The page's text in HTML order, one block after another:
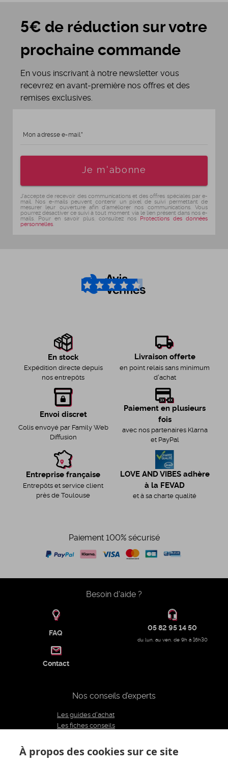
5€ de réduction sur votre
prochaine commande
En vous inscrivant à notre newsletter vous
recevrez en avant-première nos offres et des
remises exclusives.
Mon adresse e-mail
Je m'abonne
J'accepte de recevoir des communications et des offres spéciales par e-
mail. Nos e-mails peuvent contenir un pixel de suivi permettant de
mesurer leur ouverture afin d'améliorer nos communications. Vous
pourrez désactiver ce suivi à tout moment via le lien présent dans nos e-
mails. Pour en savoir plus, consultez nos Protections des données
personnelles
4.6/5
En stock
Expédition directe depuis
nos entrepôts
Livraison offerte
en point relais sans minimum
d'achat
Envoi discret
Colis envoyé par Family Web
Diffusion
Paiement en plusieurs
fois
avec nos partenaires Klarna
et PayPal
Entreprise française
Entrepôts et service client
près de Toulouse
LOVE AND VIBES adhère
à la FEVAD
et à sa charte qualité
Paiement 100% sécurisé
Besoin d'aide ?
FAQ
05 82 95 14 50
du lun. au ven. de 9h à 16h30
Contact
Nos conseils d’experts
Les guides d'achat
Les fiches conseils
Le blog
À propos des cookies sur ce site